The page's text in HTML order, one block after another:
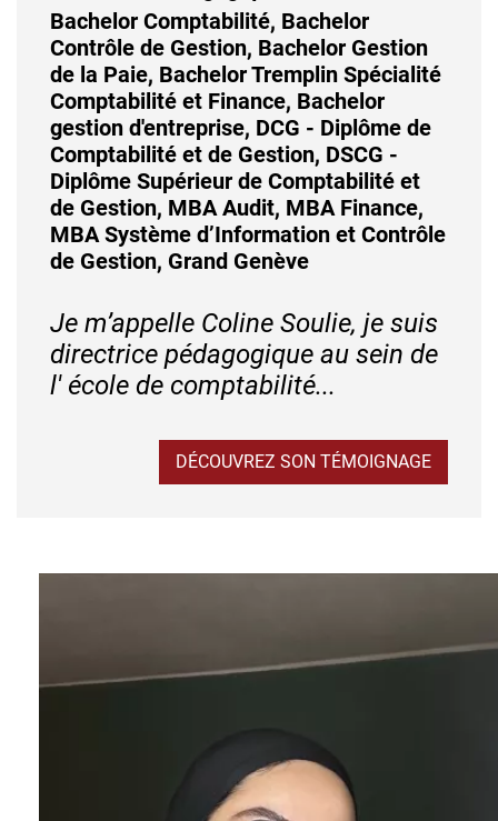
Bachelor Comptabilité, Bachelor
Contrôle de Gestion, Bachelor Gestion
de la Paie, Bachelor Tremplin Spécialité
Comptabilité et Finance, Bachelor
gestion d'entreprise, DCG - Diplôme de
Comptabilité et de Gestion, DSCG -
Diplôme Supérieur de Comptabilité et
de Gestion, MBA Audit, MBA Finance,
MBA Système d’Information et Contrôle
de Gestion, Grand Genève
Je m’appelle Coline Soulie, je suis
directrice pédagogique au sein de
l' école de comptabilité...
DÉCOUVREZ SON TÉMOIGNAGE